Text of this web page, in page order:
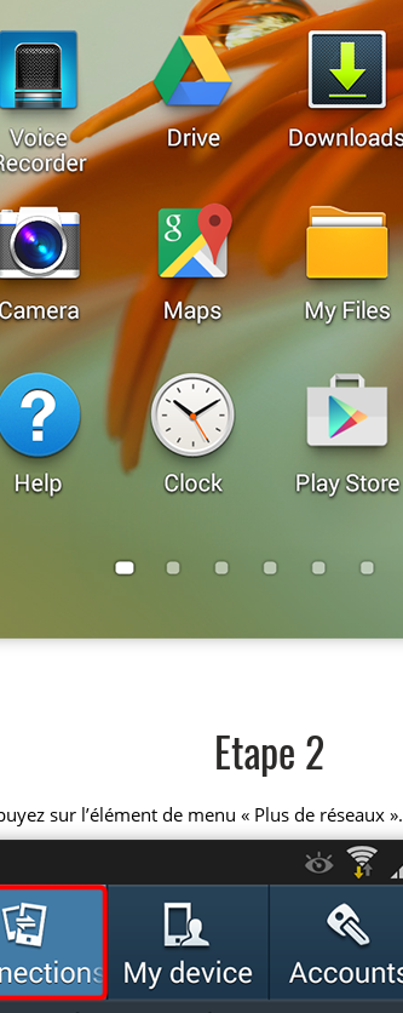
Etape 2
sur l’élément de menu « Plus de réseaux ».